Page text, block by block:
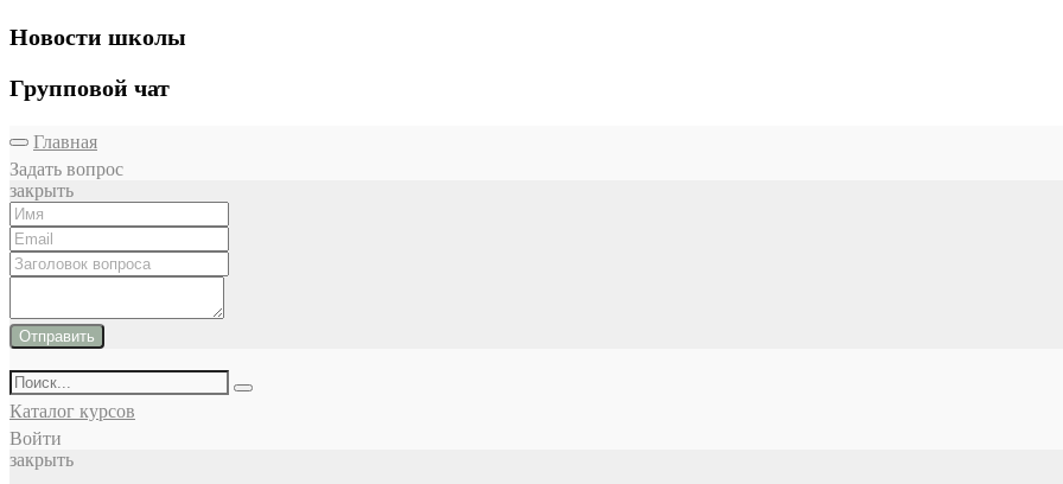
Новости школы
Групповой чат
Главная
Задать вопрос
закрыть
Отправить
Каталог курсов
Войти
закрыть